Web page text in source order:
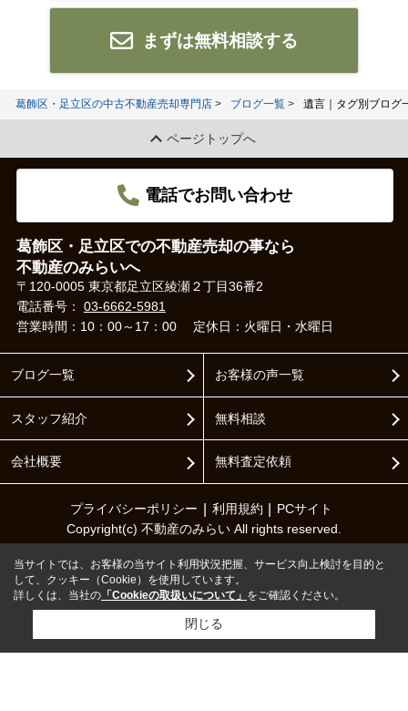
まずは無料相談する
葛飾区・足立区の中古不動産売却専門店 ブログ一覧 遺言｜タグ別ブログ
ページトップへ
電話でお問い合わせ
葛飾区・足立区での不動産売却の事なら
不動産のみらいへ
〒120-0005 東京都足立区綾瀬２丁目36番2
電話番号： 03-6662-5981
営業時間：10：00～17：00
定休日：火曜日・水曜日
ブログ一覧
スタッフ紹介
会社概要
お客様の声一覧
無料相談
無料査定依頼
プライバシーポリシー 利用規約
PCサイト
Copyright(c) 不動産のみらい All rights reserved.
当サイトでは、お客様の当サイト利用状況把握、サービス向上検討を目的と
して、クッキー（Cookie）を使用しています。
詳しくは、当社の 「Cookieの取扱いについて」 をご確認ください。
閉じる